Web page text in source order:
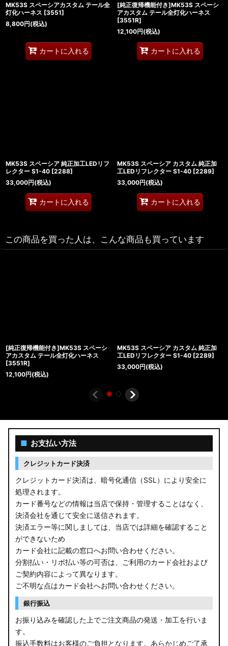
MK53S スペーシアカスタム テール全
灯化ハーネス [3551]
8,800円(税込)
カートに入れる
[純正復帰機能付き]MK53S スペーシ
アカスタム テール全灯化ハーネス
[3551R]
12,100円(税込)
カートに入れる
MK53S スペーシア 純正加工LEDリフ
レクター S1-40 [2288]
33,000円(税込)
カートに入れる
MK53S スペーシア カスタム 純正加
工LEDリフレクター S1-40 [2289]
33,000円(税込)
カートに入れる
この商品を買った人は、こんな商品も買っています
[純正復帰機能付き]MK53S スペーシ
アカスタム テール全灯化ハーネス
[3551R]
12,100円(税込)
MK53S スペーシア カスタム 純正加
工LEDリフレクター S1-40 [2289]
33,000円(税込)
■ お支払い方法
クレジットカード決済
クレジットカード決済は、暗号化通信（SSL）により安全に
処理されます。
カード番号などの情報は当店で保持・管理することはなく、
決済会社を通じて安全に送信されます。
決済エラー等に関しましては、当店では詳細を確認すること
ができないため
カード会社に記載の窓口へお問い合わせください。
分割払い・リボ払い等の可否は、ご利用のカード会社および
ご契約内容によって異なります。
ご不明な点はカード会社へお問い合わせください。
銀行振込
お振り込みを確認した上でご注文商品の発送・加工を行いま
す。
振込手数料はお客様のご負担となります。あらかじめご了承